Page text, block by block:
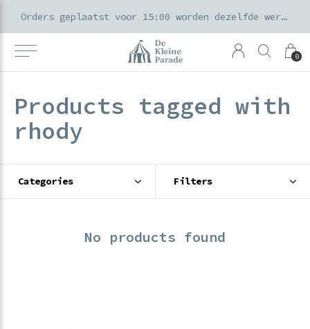
0
Orders geplaatst voor 15:00 worden dezelfde werkdag verzonden
Products tagged with
rhody
Categories Filters
No products found